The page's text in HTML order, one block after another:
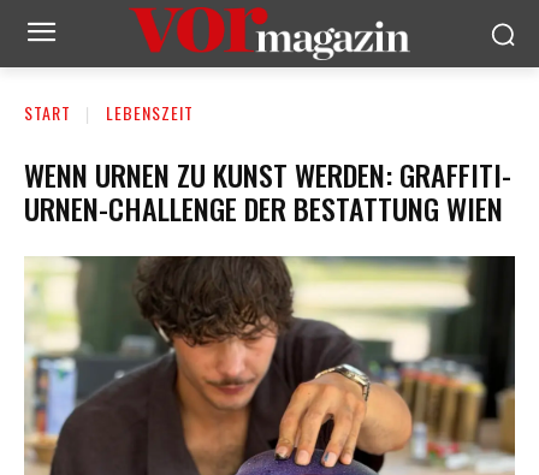
START LEBENSZEIT
WENN URNEN ZU KUNST WERDEN: GRAFFITI-
URNEN-CHALLENGE DER BESTATTUNG WIEN